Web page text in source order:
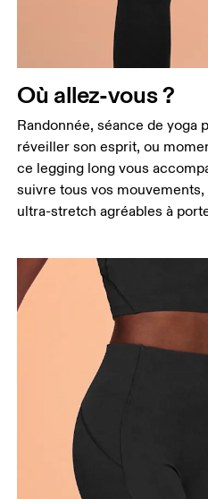
Où allez-vous ?
Randonnée, séance de yoga
réveiller son esprit, ou
ce legging long vous
suivre tous vos
ultra-stretch agréables à